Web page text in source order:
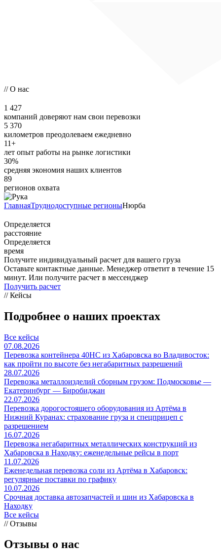
// О нас
1 427
компаний доверяют нам свои перевозки
5 370
километров преодолеваем ежедневно
11+
лет опыт работы на рынке логистики
30%
средняя экономия наших клиентов
89
регионов охвата
ГлавнаяТруднодоступные регионыНюрба
Определяется
расстояние
Определяется
время
Получите индивидуальный расчет для вашего груза
Оставьте контактные данные. Менеджер ответит в течение 15
минут. Или получите расчет в мессенджер
Получить расчет
// Кейсы
Подробнее о наших проектах
Все кейсы
07.08.2026
Перевозка контейнера 40HC из Хабаровска во Владивосток:
как пройти по высоте без негабаритных разрешений
28.07.2026
Перевозка металлоизделий сборным грузом: Подмосковье —
Екатеринбург — Биробиджан
22.07.2026
Перевозка дорогостоящего оборудования из Артёма в
Нижний Куранах: страхование груза и спецприцеп с
разрешением
16.07.2026
Перевозка негабаритных металлических конструкций из
Хабаровска в Находку: еженедельные рейсы в порт
11.07.2026
Еженедельная перевозка соли из Артёма в Хабаровск:
регулярные поставки по графику
10.07.2026
Срочная доставка автозапчастей и шин из Хабаровска в
Находку
Все кейсы
// Отзывы
Отзывы о нас